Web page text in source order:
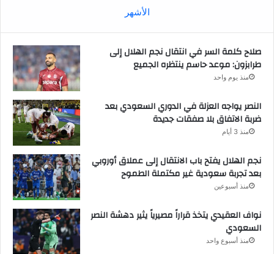
الأشهر
صلاح كلمة السر في انتقال نجم الهلال إلى
طرابزون: موعد حاسم ينتظره الجميع
منذ يوم واحد
النصر يواجه العزلة في الدوري السعودي بعد
ضربة الاتفاق بلا صفقات جديدة
منذ 3 أيام
نجم الهلال يفتح باب الانتقال إلى عملاق أوروبي
بعد تجربة سعودية غير مكتملة الطموح
منذ أسبوعين
نواف العقيدي يتخذ قراراً مصيرياً يثير دهشة النصر
السعودي
منذ أسبوع واحد